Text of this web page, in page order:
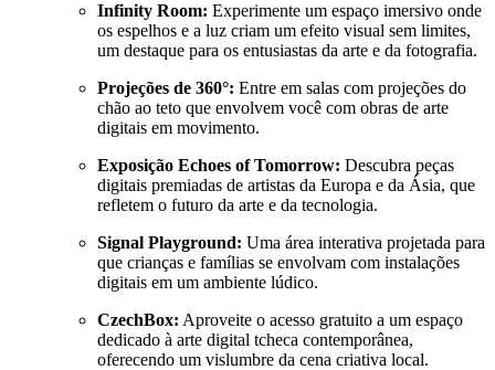
Infinity Room: Experimente um espaço imersivo onde
os espelhos e a luz criam um efeito visual sem limites,
um destaque para os entusiastas da arte e da fotografia.
Projeções de 360°: Entre em salas com projeções do
chão ao teto que envolvem você com obras de arte
digitais em movimento.
Exposição Echoes of Tomorrow: Descubra peças
digitais premiadas de artistas da Europa e da Ásia, que
refletem o futuro da arte e da tecnologia.
Signal Playground: Uma área interativa projetada para
que crianças e famílias se envolvam com instalações
digitais em um ambiente lúdico.
CzechBox: Aproveite o acesso gratuito a um espaço
dedicado à arte digital tcheca contemporânea,
oferecendo um vislumbre da cena criativa local.